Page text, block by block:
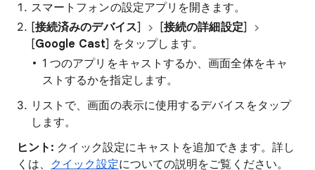
スマートフォンの設定アプリを開きます。
[接続済みのデバイス] [接続の詳細設定]
[Google Cast] をタップします。
1 つのアプリをキャストするか、画面全体をキャ
ストするかを指定します。
リストで、画面の表示に使用するデバイスをタップ
します。
ヒント: クイック設定にキャストを追加できます。詳し
くは、 クイック設定についての説明をご覧ください。